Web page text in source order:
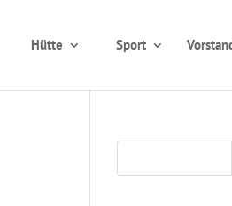
Hütte Sport